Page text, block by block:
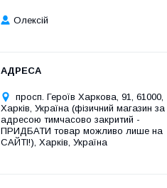
Олексій
просп. Героїв Харкова, 91, 61000,
Харків, Україна (фізичний магазин за
адресою тимчасово закритий -
ПРИДБАТИ товар можливо лише на
САЙТІ!), Харків, Україна